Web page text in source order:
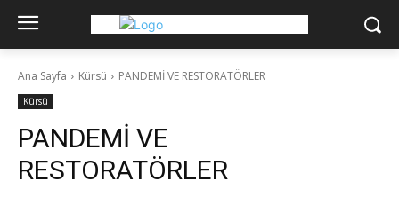
Ana Sayfa Kürsü PANDEMİ VE RESTORATÖRLER
Kürsü
PANDEMİ VE
RESTORATÖRLER